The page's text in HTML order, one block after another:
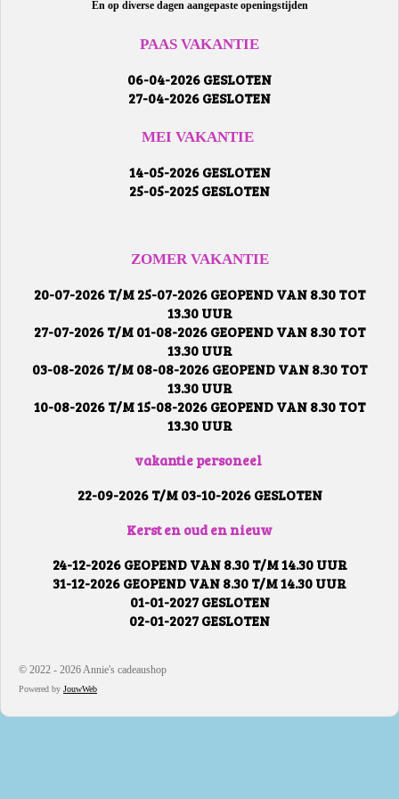
En op diverse dagen aangepaste openingstijden
PAAS VAKANTIE
06-04-2026 GESLOTEN
27-04-2026 GESLOTEN
MEI VAKANTIE
14-05-2026 GESLOTEN
25-05-2025 GESLOTEN
ZOMER VAKANTIE
20-07-2026 T/M 25-07-2026 GEOPEND VAN 8.30 TOT
13.30 UUR
27-07-2026 T/M 01-08-2026 GEOPEND VAN 8.30 TOT
13.30 UUR
03-08-2026 T/M 08-08-2026 GEOPEND VAN 8.30 TOT
13.30 UUR
10-08-2026 T/M 15-08-2026 GEOPEND VAN 8.30 TOT
13.30 UUR
vakantie personeel
22-09-2026 T/M 03-10-2026 GESLOTEN
Kerst en oud en nieuw
24-12-2026 GEOPEND VAN 8.30 T/M 14.30 UUR
31-12-2026 GEOPEND VAN 8.30 T/M 14.30 UUR
01-01-2027 GESLOTEN
02-01-2027 GESLOTEN
© 2022 - 2026 Annie's cadeaushop
Powered by JouwWeb